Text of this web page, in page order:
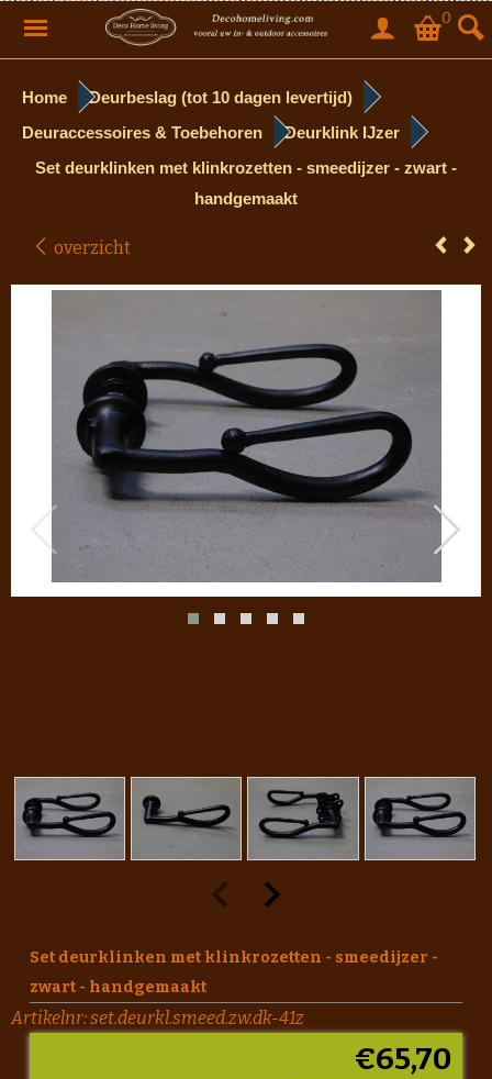
0
Home
Deurbeslag (tot 10 dagen levertijd)
Deuraccessoires & Toebehoren
Deurklink IJzer
Set deurklinken met klinkrozetten - smeedijzer - zwart -
handgemaakt
overzicht
Set deurklinken met klinkrozetten - smeedijzer -
zwart - handgemaakt
Artikelnr:set.deurkl.smeed.zw.dk-41z
€65,70